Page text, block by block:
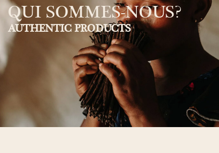
QUI SOMMES-NOUS?
AUTHENTIC PRODUCTS